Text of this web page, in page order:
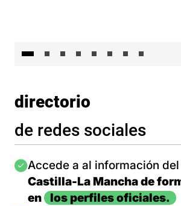
directorio
de redes sociales
Imagen
Accede a al información del
Castilla-La Mancha de
en
los perfiles oficiales.